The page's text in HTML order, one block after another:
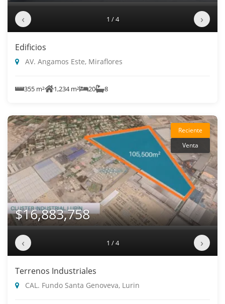
‹ 1 / 4 ›
Edificios
AV. Angamos Este, Miraflores
355 m² 1,234 m² 20 8
Reciente
Venta
$16,883,758
‹ 1 / 4 ›
Terrenos Industriales
CAL. Fundo Santa Genoveva, Lurin